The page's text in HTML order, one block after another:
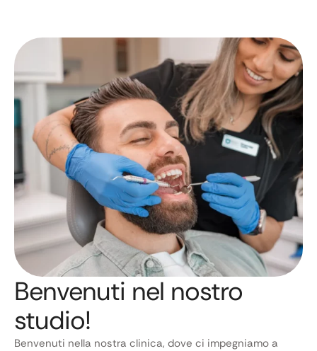
Benvenuti nel nostro
studio!
Benvenuti nella nostra clinica, dove ci impegniamo a